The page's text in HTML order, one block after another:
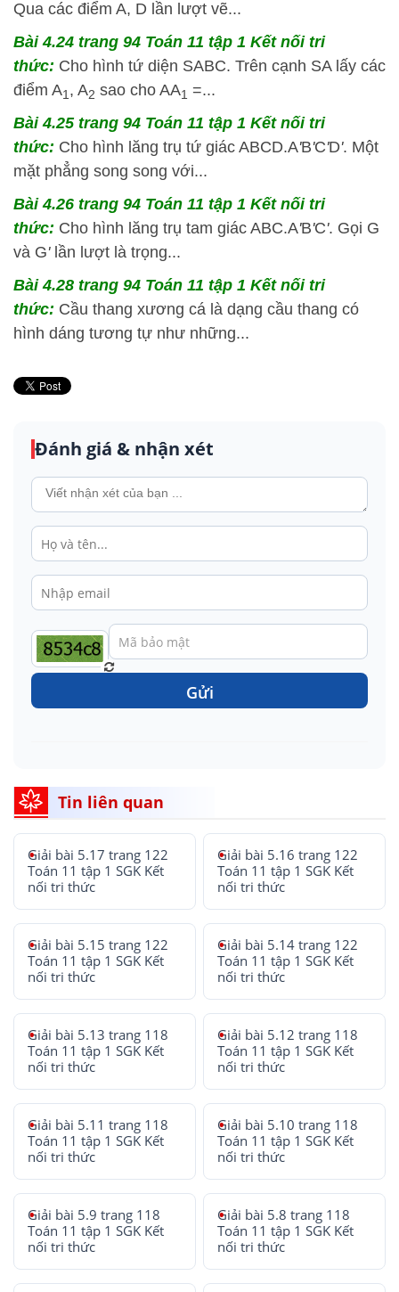
Qua các điểm A, D lần lượt vẽ...
Bài 4.24 trang 94 Toán 11 tập 1 Kết nối tri
thức: Cho hình tứ diện SABC. Trên cạnh SA lấy các
điểm A1 , A2 sao cho AA1 =...
Bài 4.25 trang 94 Toán 11 tập 1 Kết nối tri
thức: Cho hình lăng trụ tứ giác ABCD.A'B'C'D'. Một
mặt phẳng song song với...
Bài 4.26 trang 94 Toán 11 tập 1 Kết nối tri
thức: Cho hình lăng trụ tam giác ABC.A'B'C'. Gọi G
và G'lần lượt là trọng...
Bài 4.28 trang 94 Toán 11 tập 1 Kết nối tri
thức: Cầu thang xương cá là dạng cầu thang có
hình dáng tương tự như những...
Đánh giá & nhận xét
Gửi
Tin liên quan
Giải bài 5.17 trang 122
Toán 11 tập 1 SGK Kết
nối tri thức
Giải bài 5.16 trang 122
Toán 11 tập 1 SGK Kết
nối tri thức
Giải bài 5.15 trang 122
Toán 11 tập 1 SGK Kết
nối tri thức
Giải bài 5.14 trang 122
Toán 11 tập 1 SGK Kết
nối tri thức
Giải bài 5.13 trang 118
Toán 11 tập 1 SGK Kết
nối tri thức
Giải bài 5.12 trang 118
Toán 11 tập 1 SGK Kết
nối tri thức
Giải bài 5.11 trang 118
Toán 11 tập 1 SGK Kết
nối tri thức
Giải bài 5.10 trang 118
Toán 11 tập 1 SGK Kết
nối tri thức
Giải bài 5.9 trang 118
Toán 11 tập 1 SGK Kết
nối tri thức
Giải bài 5.8 trang 118
Toán 11 tập 1 SGK Kết
nối tri thức